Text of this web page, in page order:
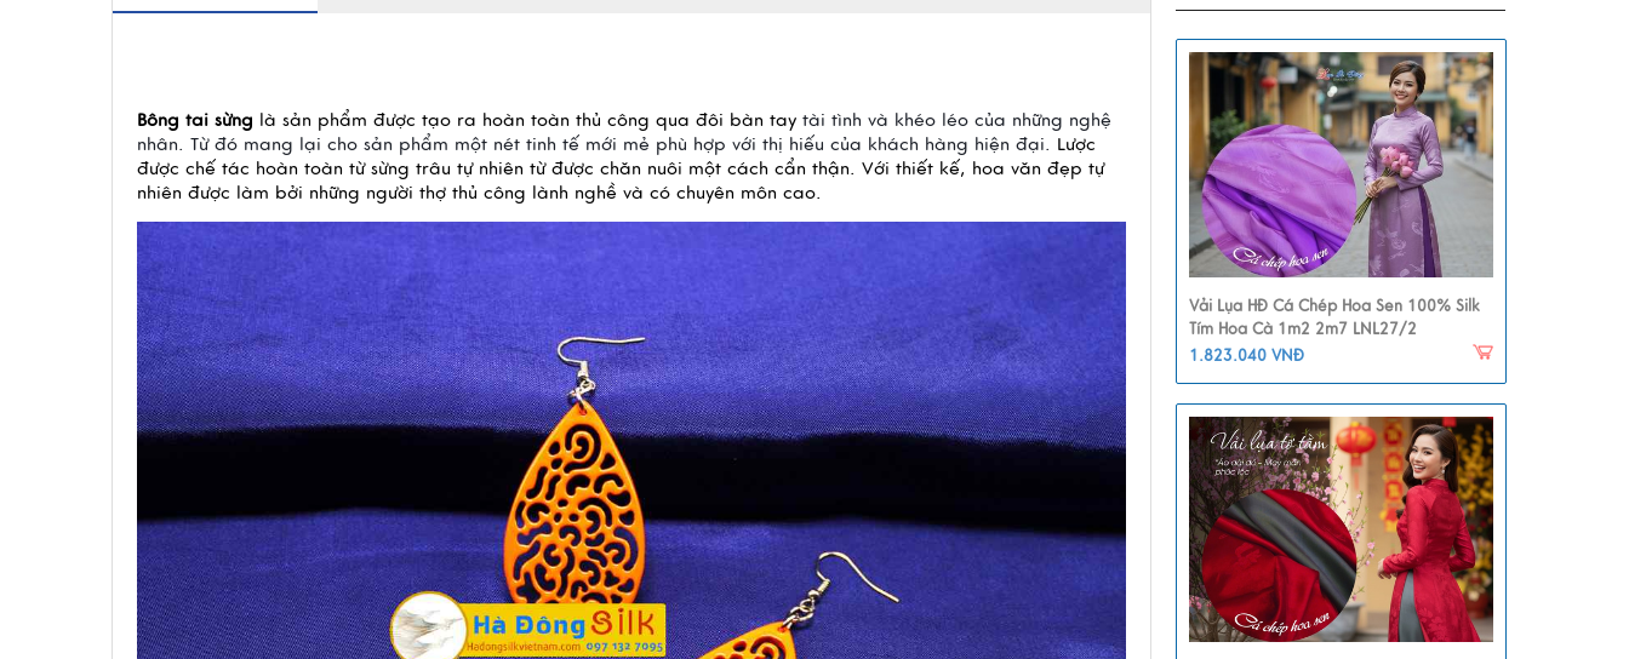
Bông tai sừng là sản phẩm được tạo ra hoàn toàn thủ công qua đôi bàn tay tài tình và khéo léo của những nghệ
nhân. Từ đó mang lại cho sản phẩm một nét tinh tế mới mẻ phù hợp với thị hiếu của khách hàng hiện đại. Lược
được chế tác hoàn toàn từ sừng trâu tự nhiên từ được chăn nuôi một cách cẩn thận. Với thiết kế, hoa văn đẹp tự
nhiên được làm bởi những người thợ thủ công lành nghề và có chuyên môn cao.
Vải Lụa HĐ Cá Chép Hoa Sen 100% Silk
Tím Hoa Cà 1m2 2m7 LNL27/2
1.823.040 VNĐ